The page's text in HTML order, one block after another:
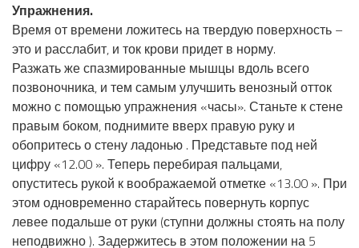
Упражнения.
Время от времени ложитесь на твердую поверхность –
это и расслабит, и ток крови придет в норму.
Разжать же спазмированные мышцы вдоль всего
позвоночника, и тем самым улучшить венозный отток
можно с помощью упражнения «часы». Станьте к стене
правым боком, поднимите вверх правую руку и
обопритесь о стену ладонью . Представьте под ней
цифру «12.00 ». Теперь перебирая пальцами,
опуститесь рукой к воображаемой отметке «13.00 ». При
этом одновременно старайтесь повернуть корпус
левее подальше от руки (ступни должны стоять на полу
неподвижно ). Задержитесь в этом положении на 5